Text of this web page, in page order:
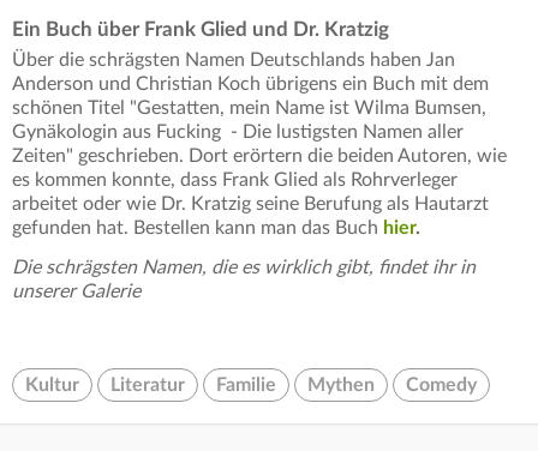
Ein Buch über Frank Glied und Dr. Kratzig
Über die schrägsten Namen Deutschlands haben Jan
Anderson und Christian Koch übrigens ein Buch mit dem
schönen Titel "Gestatten, mein Name ist Wilma Bumsen,
Gynäkologin aus Fucking - Die lustigsten Namen aller
Zeiten" geschrieben. Dort erörtern die beiden Autoren, wie
es kommen konnte, dass Frank Glied als Rohrverleger
arbeitet oder wie Dr. Kratzig seine Berufung als Hautarzt
gefunden hat. Bestellen kann man das Buch hier.
Die schrägsten Namen, die es wirklich gibt, findet ihr in
unserer Galerie
Kultur Literatur Familie Mythen Comedy